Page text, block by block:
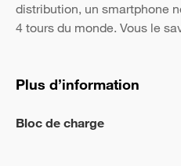
distribution, un smartphone
4 tours du monde. Vous le
Plus d’information
Bloc de charge